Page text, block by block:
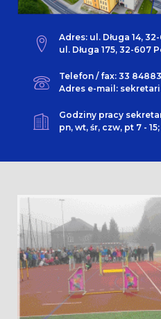
Adres: ul. Długa 14,
ul. Długa 175, 32-607
Telefon / fax: 33
Adres e-mail:
Godziny pracy
pn, wt, śr, czw, pt 7 - 15;
Dzień:
2018-
10-
22